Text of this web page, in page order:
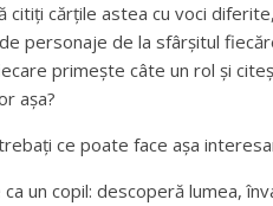
citiți cărțile astea cu voci
personaje de la sfârșitul
primește câte un rol și
așa?
ce poate face așa
un copil: descoperă lumea,